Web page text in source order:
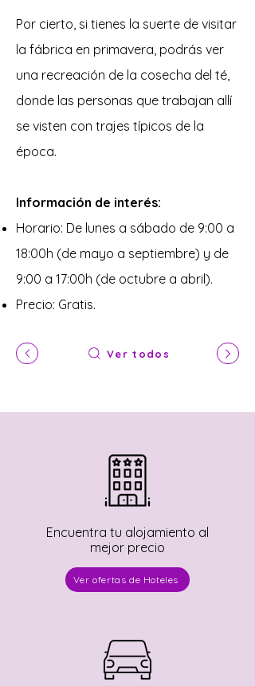
Por cierto, si tienes la suerte de visitar
la fábrica en primavera, podrás ver
una recreación de la cosecha del té,
donde las personas que trabajan allí
se visten con trajes típicos de la
época.
Información de interés:
Horario: De lunes a sábado de 9:00 a
18:00h (de mayo a septiembre) y de
9:00 a 17:00h (de octubre a abril).
Precio: Gratis.
Ver todos
Encuentra tu alojamiento al
mejor precio
Ver ofertas de Hoteles